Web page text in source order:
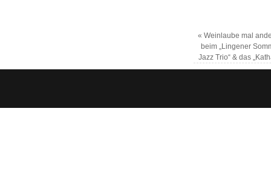
« Weinlaube mal
beim „Lingener
Jazz Trio“ & das